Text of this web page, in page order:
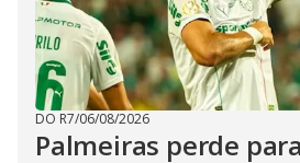
DO R7/06/08/2026
Palmeiras perde